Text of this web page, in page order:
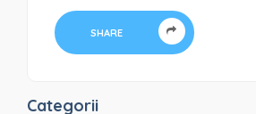
Categorii
SHARE